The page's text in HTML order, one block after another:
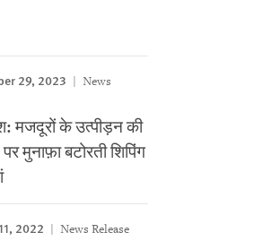
29, 2023
News
मजदूरों के उत्पीड़न की
मुनाफ़ा बटोरती शिपिंग
2022 News Release